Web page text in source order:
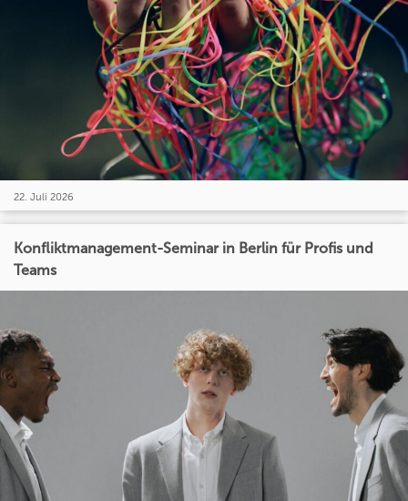
22. Juli 2026
Konfliktmanagement-Seminar in Berlin für Profis und
Teams